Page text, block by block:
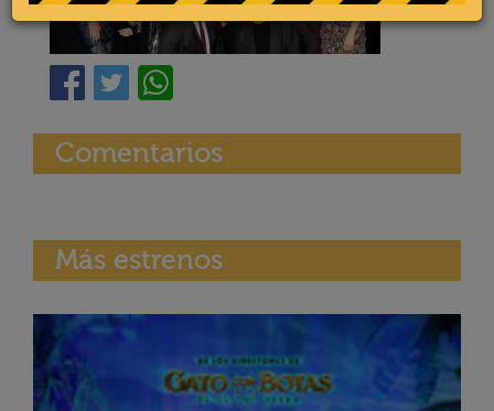
Comentarios
Más estrenos